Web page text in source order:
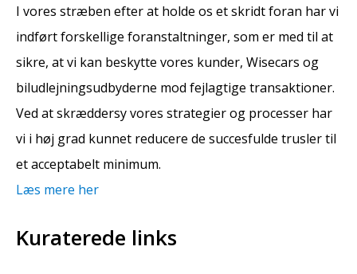
I vores stræben efter at holde os et skridt foran har vi
indført forskellige foranstaltninger, som er med til at
sikre, at vi kan beskytte vores kunder, Wisecars og
biludlejningsudbyderne mod fejlagtige transaktioner.
Ved at skræddersy vores strategier og processer har
vi i høj grad kunnet reducere de succesfulde trusler til
et acceptabelt minimum.
Læs mere her
Kuraterede links